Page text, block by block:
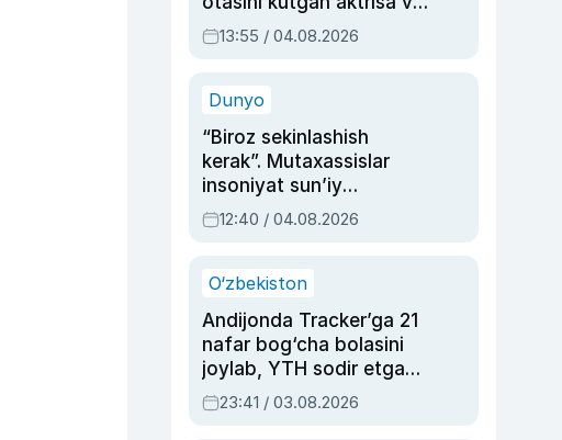
dublyaj ustasi Rimma
Ahmedovaning
13:55 / 04.08.2026
Dunyo
“Biroz sekinlashish
kerak”. Mutaxassislar
insoniyat sun’iy
intellektni boshqara
olmay qolishidan xavotir
12:40 / 04.08.2026
O‘zbekiston
Andijonda Tracker’ga 21
nafar bog‘cha bolasini
joylab, YTH sodir etgan
ayolga sud hukmi o‘qildi
23:41 / 03.08.2026